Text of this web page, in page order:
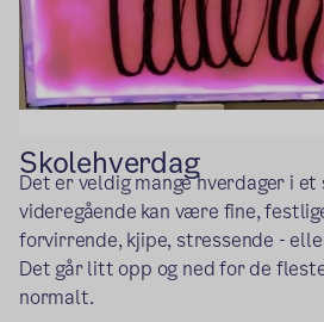
Skolehverdag
Det er veldig mange hverdager i et
videregående kan være fine,
forvirrende, kjipe, stressende -
Det går litt opp og ned for de
normalt.